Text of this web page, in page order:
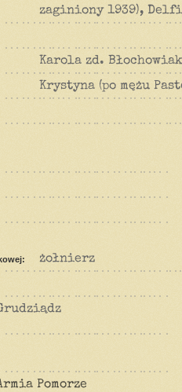
zaginiony 1939),
Karola zd. Błochowiak
Krystyna (po mężu
żołnierz
Pomorze